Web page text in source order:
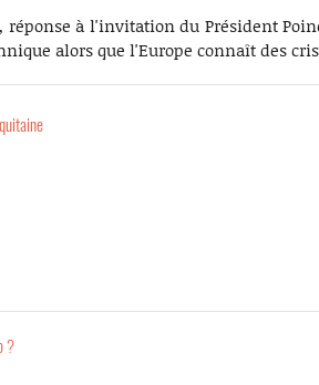
à l'invitation du Président
alors que l'Europe connaît des
?